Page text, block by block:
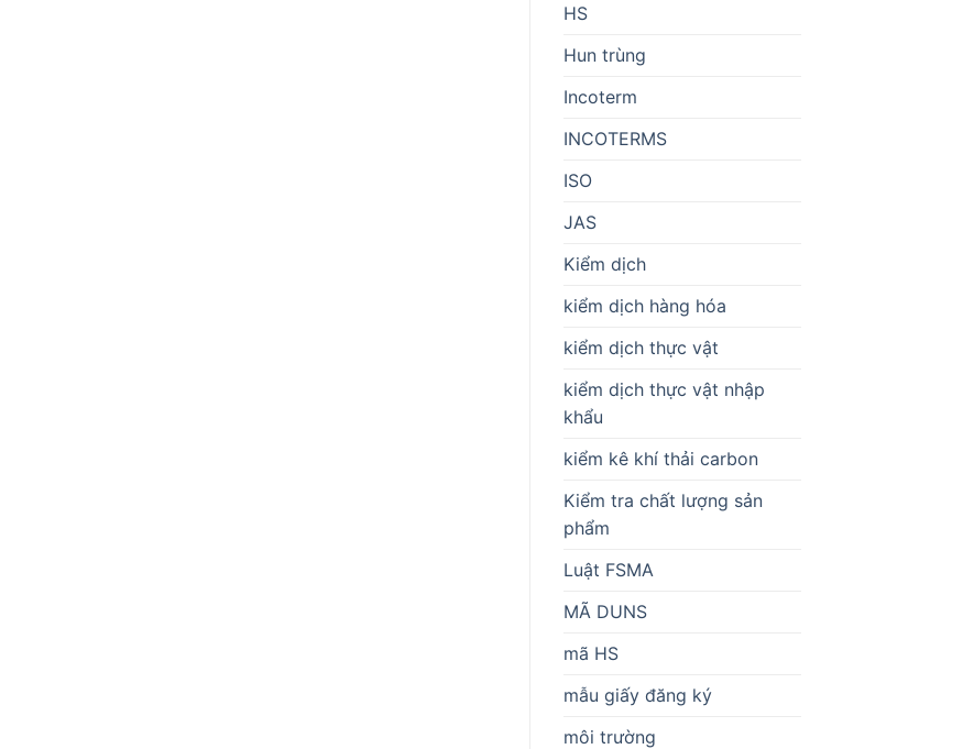
HS
Hun trùng
Incoterm
INCOTERMS
ISO
JAS
Kiểm dịch
kiểm dịch hàng hóa
kiểm dịch thực vật
kiểm dịch thực vật nhập
khẩu
kiểm kê khí thải carbon
Kiểm tra chất lượng sản
phẩm
Luật FSMA
MÃ DUNS
mã HS
mẫu giấy đăng ký
môi trường